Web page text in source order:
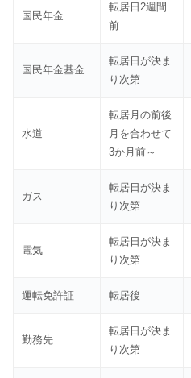
国民年金
転居日2週間
前
国民年金基金
転居日が決ま
り次第
水道
転居月の前後
月を合わせて
3か月前～
ガス
転居日が決ま
り次第
電気
転居日が決ま
り次第
運転免許証 転居後
勤務先
転居日が決ま
り次第